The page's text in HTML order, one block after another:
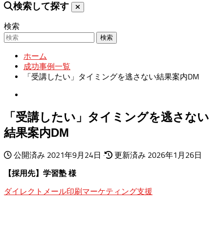
検索して探す
検索
検索
ホーム
成功事例一覧
「受講したい」タイミングを逃さない結果案内DM
「受講したい」タイミングを逃さない
結果案内DM
公開済み 2021年9月24日 · 更新済み 2026年1月26日
【採用先】学習塾 様
ダイレクトメール印刷マーケティング支援